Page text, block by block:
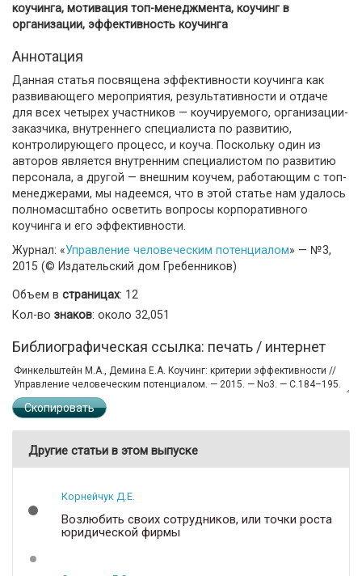
коучинга, мотивация топ-менеджмента, коучинг в
организации, эффективность коучинга
Аннотация
Данная статья посвящена эффективности коучинга как
развивающего мероприятия, результативности и отдаче
для всех четырех участников — коучируемого, организации-
заказчика, внутреннего специалиста по развитию,
контролирующего процесс, и коуча. Поскольку один из
авторов является внутренним специалистом по развитию
персонала, а другой — внешним коучем, работающим с топ-
менеджерами, мы надеемся, что в этой статье нам удалось
полномасштабно осветить вопросы корпоративного
коучинга и его эффективности.
Журнал: «Управление человеческим потенциалом» — №3,
2015 (© Издательский дом Гребенников)
Объем в страницах: 12
Кол-во знаков: около 32,051
Библиографическая ссылка: печать / интернет
Скопировать
Другие статьи в этом выпуске
Корнейчук Д.Е.
Возлюбить своих сотрудников, или точки роста
юридической фирмы